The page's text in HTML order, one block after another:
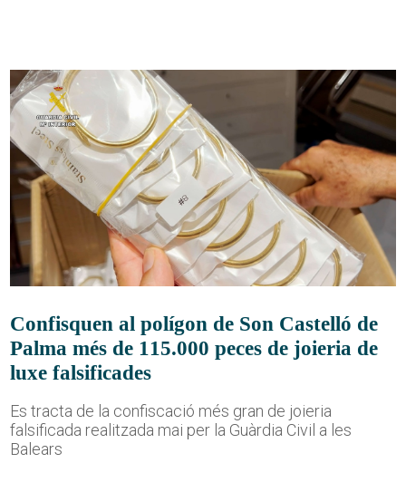
Confisquen al polígon de Son Castelló de
Palma més de 115.000 peces de joieria de
luxe falsificades
Es tracta de la confiscació més gran de joieria
falsificada realitzada mai per la Guàrdia Civil a les
Balears